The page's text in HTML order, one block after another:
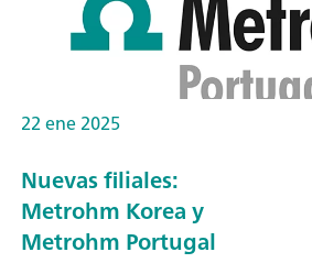
22 ene 2025
Nuevas filiales:
Metrohm Korea y
Metrohm Portugal